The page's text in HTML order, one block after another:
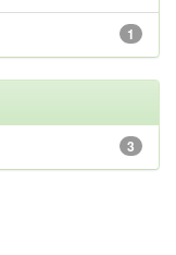
1
3